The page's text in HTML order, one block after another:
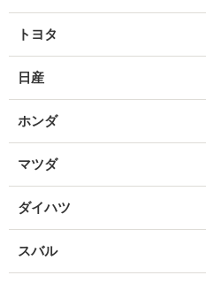
トヨタ
日産
ホンダ
マツダ
ダイハツ
スバル